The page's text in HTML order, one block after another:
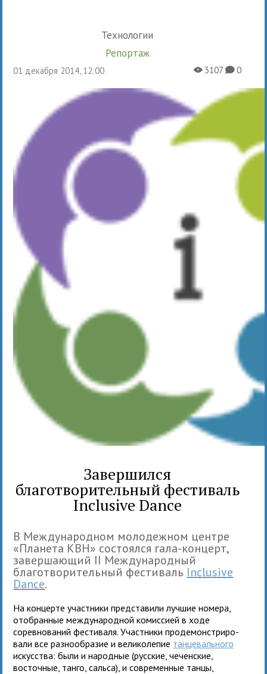
Технологии
Репортаж
01 декабря 2014, 12:00 X3107K0
Завершился
благотворительный фестиваль
Inclusive Dance
В Международ­ном моло­деж­ном цен­тре
«Планета КВН» состо­ялся гала-кон­церт,
завер­ша­ю­щий II Международ­ный
благотворительный фести­валь Inclusive
Dance.
На кон­церте участники пред­ста­вили луч­шие номера,
ото­бран­ные меж­ду­на­род­ной комиссией в ходе
соревнований фестиваля. Участники про­де­мон­стри­ро­
вали все раз­но­об­ра­зие и вели­ко­ле­пие тан­це­валь­ного
искус­ства: были и народ­ные (рус­ские, чечен­ские,
восточ­ные, танго, сальса), и совре­мен­ные танцы,